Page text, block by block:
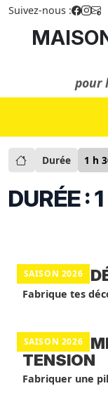
Suivez-nous :
pour
Durée 1 h
DURÉE :
SAISON 2026
ATELIER
Fabrique tes
SAISON 2026
ATELIER
TENSION
Fabriquer une